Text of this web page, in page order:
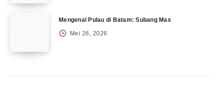
Mengenal Pulau di Batam: Subang Mas
Mei 26, 2026